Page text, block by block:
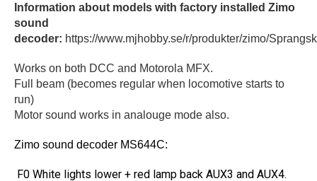
Information about models with factory installed Zimo
sound
decoder: https://www.mjhobby.se/r/produkter/zimo/
Works on both DCC and Motorola MFX.
Full beam (becomes regular when locomotive starts to
run)
Motor sound works in analouge mode also.
Zimo sound decoder MS644C:
F0 White lights lower + red lamp back AUX3 and AUX4.